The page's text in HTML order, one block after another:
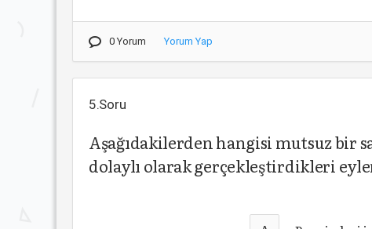
0 Yorum Yorum Yap
5.Soru
Aşağıdakilerden hangisi mutsuz bir
dolaylı olarak gerçekleştirdikleri